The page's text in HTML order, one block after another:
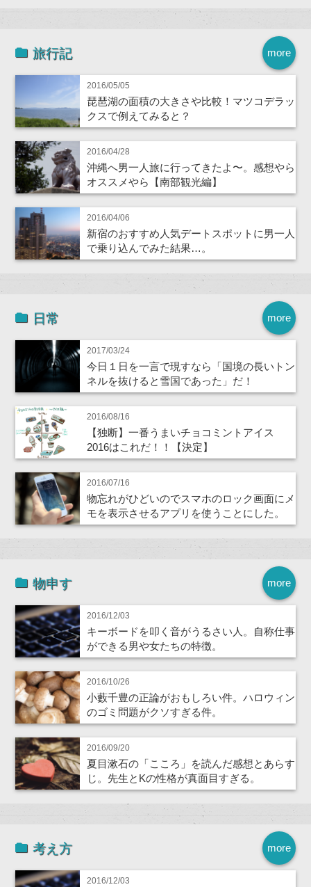
more
旅行記
2016/05/05
琵琶湖の面積の大きさや比較！マツコデラッ
クスで例えてみると？
2016/04/28
沖縄へ男一人旅に行ってきたよ〜。感想やら
オススメやら【南部観光編】
2016/04/06
新宿のおすすめ人気デートスポットに男一人
で乗り込んでみた結果…。
more
日常
2017/03/24
今日１日を一言で現すなら「国境の長いトン
ネルを抜けると雪国であった」だ！
2016/08/16
【独断】一番うまいチョコミントアイス
2016はこれだ！！【決定】
2016/07/16
物忘れがひどいのでスマホのロック画面にメ
モを表示させるアプリを使うことにした。
more
物申す
2016/12/03
キーボードを叩く音がうるさい人。自称仕事
ができる男や女たちの特徴。
2016/10/26
小藪千豊の正論がおもしろい件。ハロウィン
のゴミ問題がクソすぎる件。
2016/09/20
夏目漱石の「こころ」を読んだ感想とあらす
じ。先生とKの性格が真面目すぎる。
more
考え方
2016/12/03